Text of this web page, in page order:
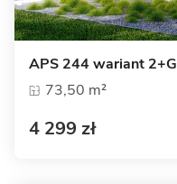
APS 244 wariant 2+G
73,50 m²
4 299 zł